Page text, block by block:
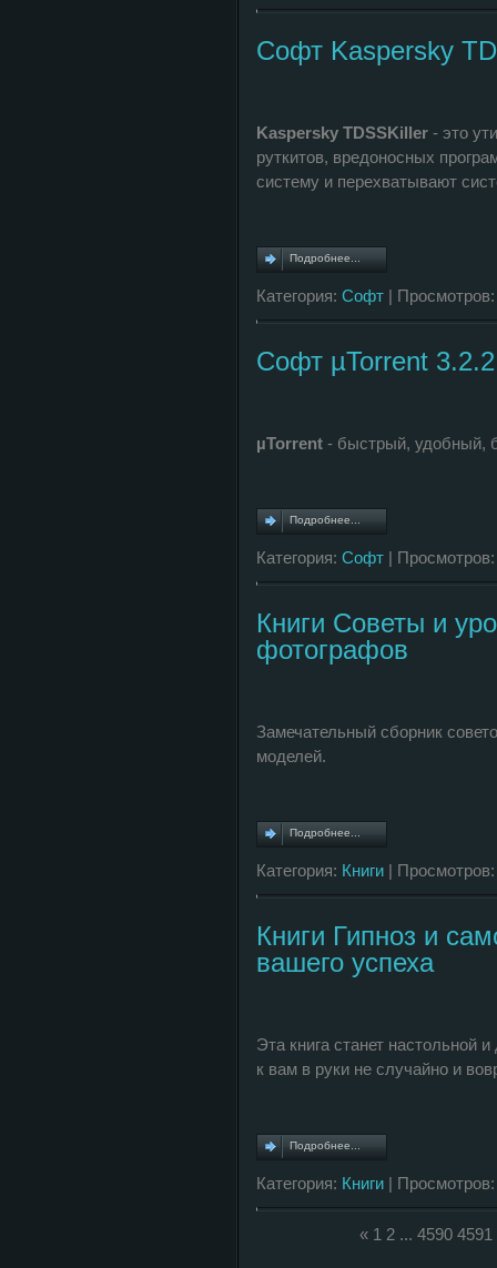
Софт Kaspersky
Kaspersky TDSSKiller - это
руткитов, вредоносных
систему и перехватывают
Подробнее...
Категория: Софт |
Софт µTorrent
µTorrent - быстрый, удобный,
Подробнее...
Категория: Софт |
Книги Советы и
фотографов
Замечательный сборник
моделей.
Подробнее...
Категория: Книги |
Книги Гипноз и
вашего успеха
Эта книга станет настольной
к вам в руки не случайно и
Подробнее...
Категория: Книги |
« 1 2 ... 4590 4591